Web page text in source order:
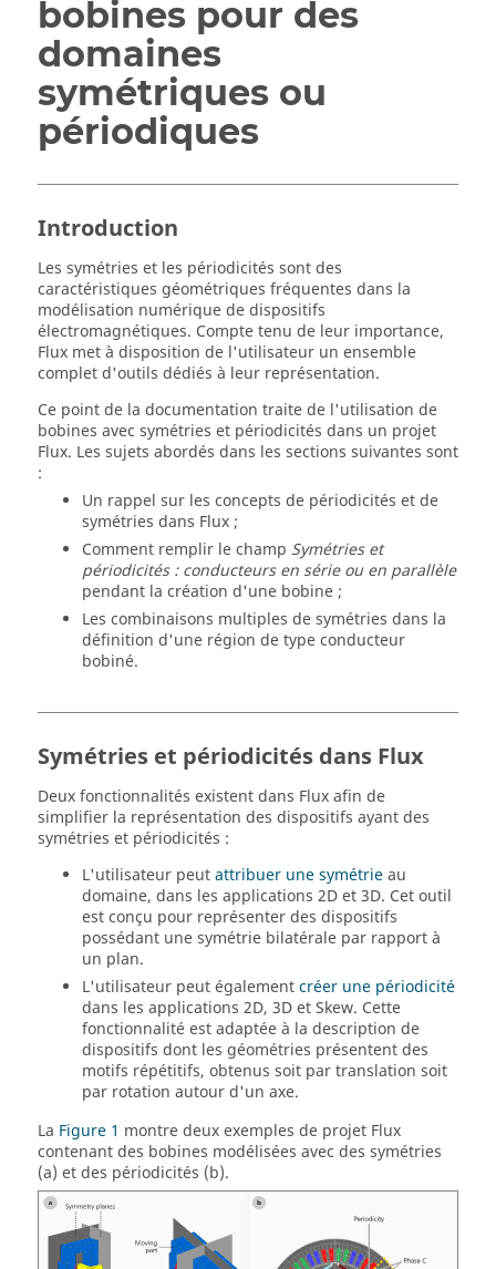
bobines pour des
domaines
symétriques ou
périodiques
Introduction
Les symétries et les périodicités sont des
caractéristiques géométriques fréquentes dans la
modélisation numérique de dispositifs
électromagnétiques. Compte tenu de leur importance,
Flux met à disposition de l'utilisateur un ensemble
complet d'outils dédiés à leur représentation.
Ce point de la documentation traite de l'utilisation de
bobines avec symétries et périodicités dans un projet
Flux. Les sujets abordés dans les sections suivantes sont
:
Un rappel sur les concepts de périodicités et de
symétries dans Flux ;
Comment remplir le champ Symétries et
périodicités : conducteurs en série ou en parallèle
pendant la création d'une bobine ;
Les combinaisons multiples de symétries dans la
définition d'une région de type conducteur
bobiné.
Symétries et périodicités dans Flux
Deux fonctionnalités existent dans Flux afin de
simplifier la représentation des dispositifs ayant des
symétries et périodicités :
L'utilisateur peutattribuer une symétrieau
domaine, dans les applications 2D et 3D. Cet outil
est conçu pour représenter des dispositifs
possédant une symétrie bilatérale par rapport à
un plan.
L'utilisateur peut égalementcréer une périodicité
dans les applications 2D, 3D et Skew. Cette
fonctionnalité est adaptée à la description de
dispositifs dont les géométries présentent des
motifs répétitifs, obtenus soit par translation soit
par rotation autour d'un axe.
La Figure 1 montre deux exemples de projet Flux
contenant des bobines modélisées avec des symétries
(a) et des périodicités (b).